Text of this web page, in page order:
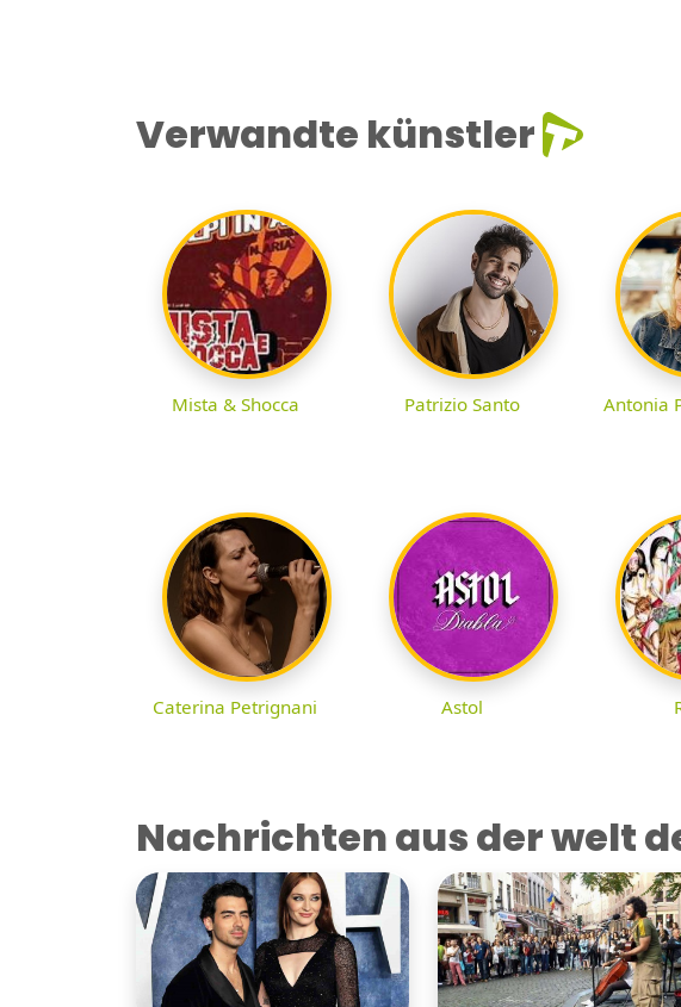
Verwandte künstler
Mista & Shocca Patrizio Santo Antonia
Caterina Petrignani Astol
Nachrichten aus der welt